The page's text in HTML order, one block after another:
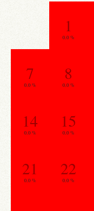
1
0.0 %
7
0.0 %
8
0.0 %
14
0.0 %
15
0.0 %
21
0.0 %
22
0.0 %